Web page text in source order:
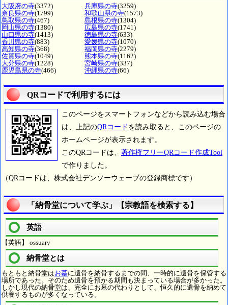
大阪府の寺(3372) 兵庫県の寺(3259)
奈良県の寺(1799) 和歌山県の寺(1573)
鳥取県の寺(467) 島根県の寺(1304)
岡山県の寺(1380) 広島県の寺(1741)
山口県の寺(1413) 徳島県の寺(633)
香川県の寺(883) 愛媛県の寺(1070)
高知県の寺(368) 福岡県の寺(2279)
佐賀県の寺(1049) 熊本県の寺(1162)
大分県の寺(1228) 宮崎県の寺(337)
鹿児島県の寺(466) 沖縄県の寺(66)
QRコードで利用するには
このページをスマートフォンなどから読み込む場合
は、上記のQRコード を読み取ると、このページの
ホームページが表示されます。
このQRコードは、 著作権フリーQRコード作成Tool
で作りました。
（QRコードは、株式会社デンソーウェーブの登録商標です）
「納骨堂について学ぶ」【宗教語を検索する】
英語
【英語】 ossuary
納骨堂とは
もともと納骨堂はお墓に遺骨を納骨するまでの間、一時的に遺骨を保管する
場所であった。そのため遺骨を預かる期間も決まっている場合が多かった。
しかし現代の納骨堂は、完全にお墓の代わりとして、恒久的に遺骨を納めて
供養するものが多くなっている。